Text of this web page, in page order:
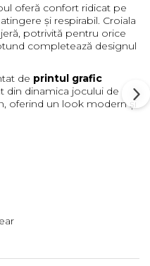
oferă confort ridicat pe
și respirabil. Croiala
potrivită pentru orice
completează designul
de printul grafic
din dinamica jocului de
oferind un look modern și